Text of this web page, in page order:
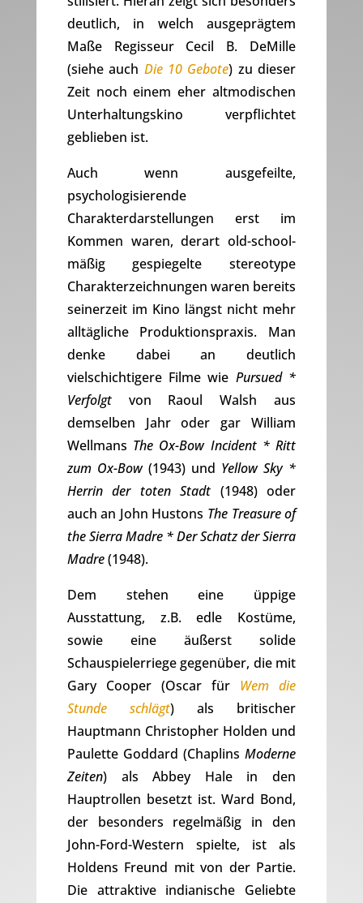
deutlich, in welch ausgeprägtem
Maße Regisseur Cecil B. DeMille
(siehe auch Die 10 Gebote) zu dieser
Zeit noch einem eher altmodischen
Unterhaltungskino verpflichtet
geblieben ist.
Auch wenn ausgefeilte,
psychologisierende
Charakterdarstellungen erst im
Kommen waren, derart old-school-
mäßig gespiegelte stereotype
Charakterzeichnungen waren bereits
seinerzeit im Kino längst nicht mehr
alltägliche Produktionspraxis. Man
denke dabei an deutlich
vielschichtigere Filme wie Pursued *
Verfolgt von Raoul Walsh aus
demselben Jahr oder gar William
Wellmans The Ox-Bow Incident * Ritt
zum Ox-Bow(1943) und Yellow Sky *
Herrin der toten Stadt (1948) oder
auch an John Hustons The Treasure of
the Sierra Madre * Der Schatz der Sierra
Madre(1948).
Dem stehen eine üppige
Ausstattung, z.B. edle Kostüme,
sowie eine äußerst solide
Schauspielerriege gegenüber, die mit
Gary Cooper (Oscar für Wem die
Stunde schlägt) als britischer
Hauptmann Christopher Holden und
Paulette Goddard (ChaplinsModerne
Zeiten) als Abbey Hale in den
Hauptrollen besetzt ist. Ward Bond,
der besonders regelmäßig in den
John-Ford-Western spielte, ist als
Holdens Freund mit von der Partie.
Die attraktive indianische Geliebte